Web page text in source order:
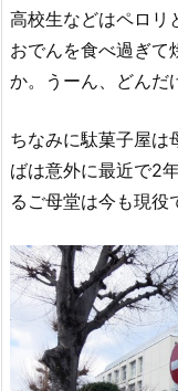
高校生などはペロリ
おでんを食べ過ぎて
か。うーん、どんだ
ちなみに駄菓子屋は
ばは意外に最近で2
るご母堂は今も現役